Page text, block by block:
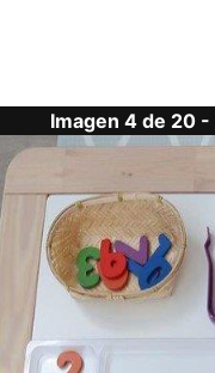
Imagen 4 de 20 -